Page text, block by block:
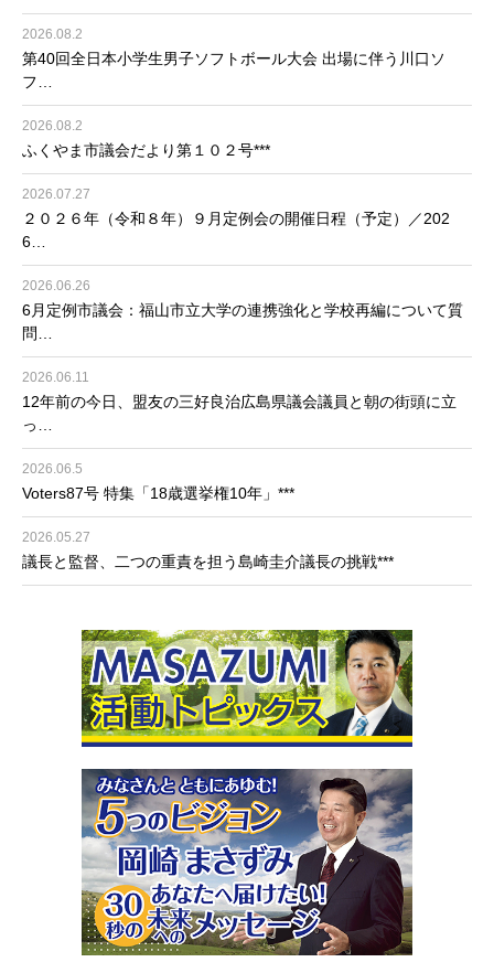
2026.08.2
第40回全日本小学生男子ソフトボール大会 出場に伴う川口ソ
フ…
2026.08.2
ふくやま市議会だより第１０２号***
2026.07.27
２０２６年（令和８年）９月定例会の開催日程（予定）／202
6…
2026.06.26
6月定例市議会：福山市立大学の連携強化と学校再編について質
問…
2026.06.11
12年前の今日、盟友の三好良治広島県議会議員と朝の街頭に立
っ…
2026.06.5
Voters87号 特集「18歳選挙権10年」***
2026.05.27
議長と監督、二つの重責を担う島崎圭介議長の挑戦***